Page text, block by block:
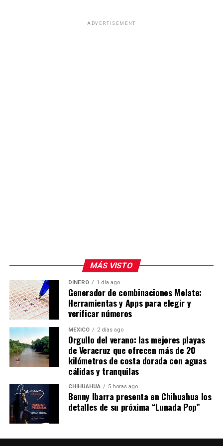
ADVERTISEMENT
MÁS VISTO
DINERO 1 día ago
Generador de combinaciones Melate:
Herramientas y Apps para elegir y
verificar números
MÉXICO 2 días ago
Orgullo del verano: las mejores playas
de Veracruz que ofrecen más de 20
kilómetros de costa dorada con aguas
cálidas y tranquilas
CHIHUAHUA 5 horas ago
Benny Ibarra presenta en Chihuahua los
detalles de su próxima “Lunada Pop”